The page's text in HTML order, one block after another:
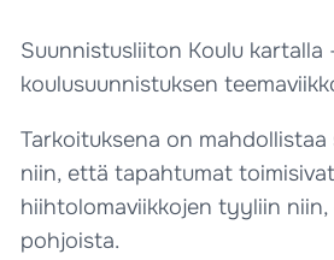
Suunnistusliiton Koulu
koulusuunnistuksen
Tarkoituksena on
niin, että tapahtumat
hiihtolomaviikkojen tyyliin niin,
pohjoista.